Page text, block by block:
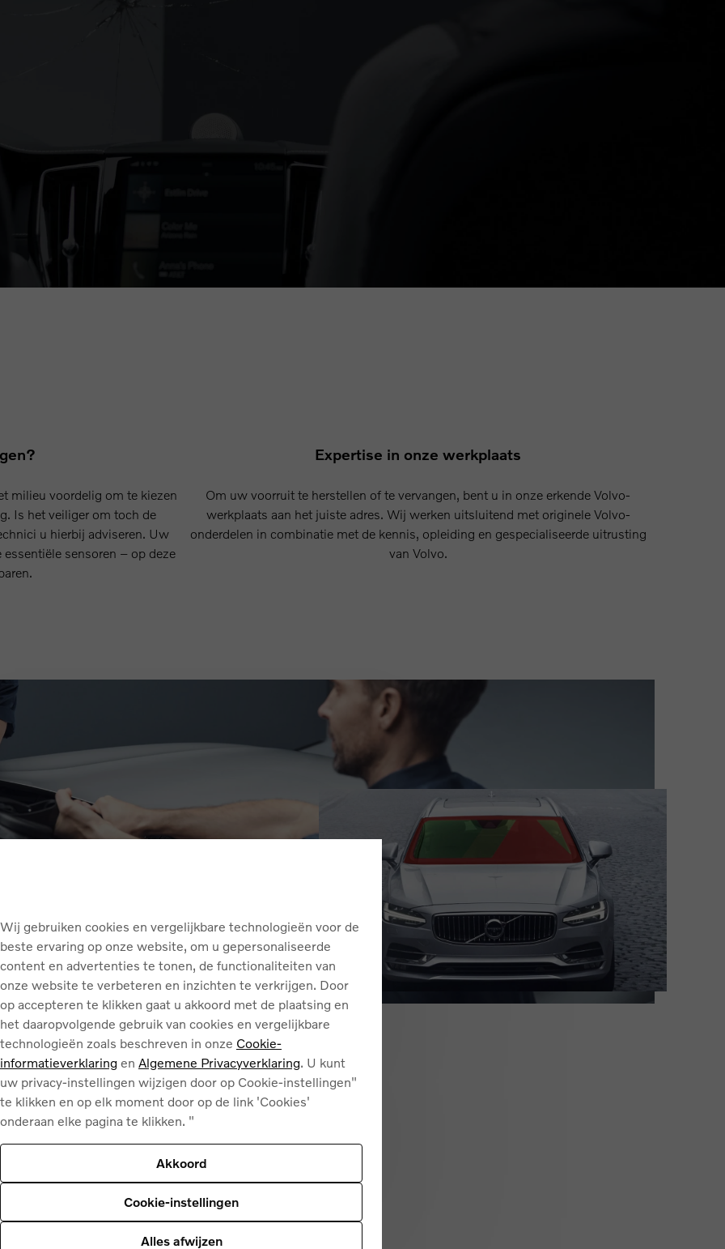
of vervanging van uw vooruit meestal
milieu voordelig om te kiezen
Is het veiliger om toch de
u hierbij adviseren. Uw
sensoren – op deze
Expertise in onze werkplaats
Om uw voorruit te herstellen of te vervangen, bent u in onze erkende Volvo-
werkplaats aan het juiste adres. Wij werken uitsluitend met originele Volvo-
onderdelen in combinatie met de kennis, opleiding en gespecialiseerde uitrusting
van Volvo.
de schade bepalen of een
of vervanging nodig
Wij gebruiken cookies en vergelijkbare technologieën voor de
beste ervaring op onze website, om u gepersonaliseerde
content en advertenties te tonen, de functionaliteiten van
onze website te verbeteren en inzichten te verkrijgen. Door
op accepteren te klikken gaat u akkoord met de plaatsing en
het daaropvolgende gebruik van cookies en vergelijkbare
technologieën zoals beschreven in onze Cookie-
informatieverklaring en Algemene Privacyverklaring. U kunt
uw privacy-instellingen wijzigen door op Cookie-instellingen"
te klikken en op elk moment door op de link 'Cookies'
onderaan elke pagina te klikken. "
Akkoord
Cookie-instellingen
Alles afwijzen